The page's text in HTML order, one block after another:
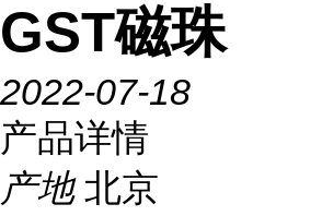
GST磁珠
2022-07-18
产品详情
产地 北京